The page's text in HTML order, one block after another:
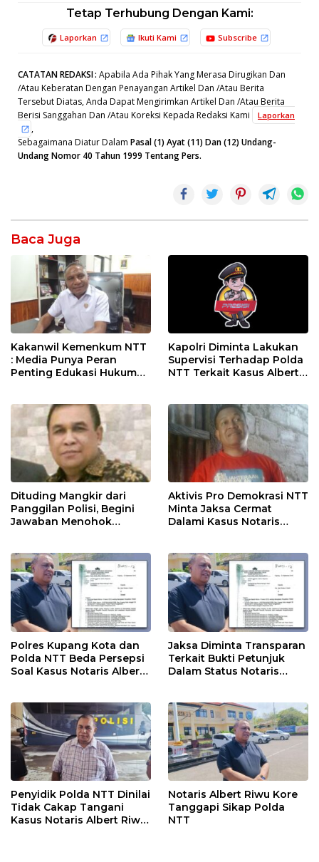
Tetap Terhubung Dengan Kami:
Laporkan Ikuti Kami Subscribe
CATATAN REDAKSI: Apabila Ada Pihak Yang Merasa Dirugikan Dan
/Atau Keberatan Dengan Penayangan Artikel Dan /Atau Berita
Tersebut Diatas, Anda Dapat Mengirimkan Artikel Dan /Atau Berita
Berisi Sanggahan Dan /Atau Koreksi Kepada Redaksi Kami
Laporkan
,
Sebagaimana Diatur Dalam Pasal (1) Ayat (11) Dan (12) Undang-
Undang Nomor 40 Tahun 1999 Tentang Pers.
Baca Juga
Kakanwil Kemenkum NTT
: Media Punya Peran
Penting Edukasi Hukum
Kapolri Diminta Lakukan
Supervisi Terhadap Polda
NTT Terkait Kasus Albert
Dituding Mangkir dari
Panggilan Polisi, Begini
Jawaban Menohok
Aktivis Pro Demokrasi NTT
Minta Jaksa Cermat
Dalami Kasus Notaris
Polres Kupang Kota dan
Polda NTT Beda Persepsi
Soal Kasus Notaris Albert
Jaksa Diminta Transparan
Terkait Bukti Petunjuk
Dalam Status Notaris
Penyidik Polda NTT Dinilai
Tidak Cakap Tangani
Kasus Notaris Albert Riwu
Notaris Albert Riwu Kore
Tanggapi Sikap Polda
NTT